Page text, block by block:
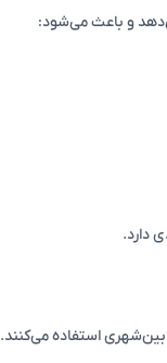
می‌دهد و باعث می‌شود:
دارد.
بین‌شهری استفاده می‌کنند.